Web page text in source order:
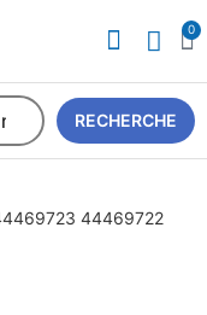
0
RECHERCHE
44469722